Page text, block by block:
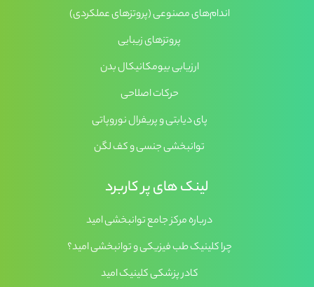
اندام‌های مصنوعی (پروتزهای عملکردی)
پروتزهای زیبایی
ارزیابی بیومکانیکال بدن
حرکات اصلاحی
پای دیابتی و پریفرال نوروپاتی
توانبخشی جنسی و کف لگن
لینک های پر کاربرد
درباره مرکز جامع توانبخشی امید
چرا کلینیک طب فیزیکی و توانبخشی امید؟
کادر پزشکی کلینیک امید